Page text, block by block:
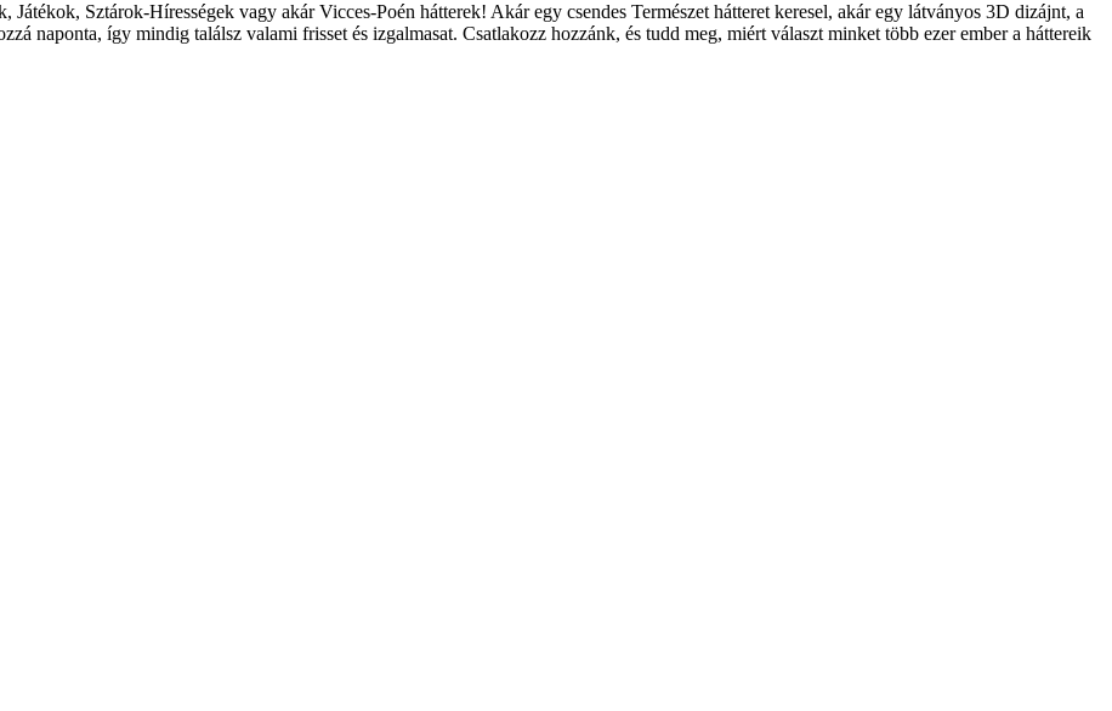
Sztárok-Hírességek vagy akár Vicces-Poén hátterek! Akár egy csendes Természet hátteret keresel, akár egy látványos 3D dizájnt, a
naponta, így mindig találsz valami frisset és izgalmasat. Csatlakozz hozzánk, és tudd meg, miért választ minket több ezer ember a háttereik